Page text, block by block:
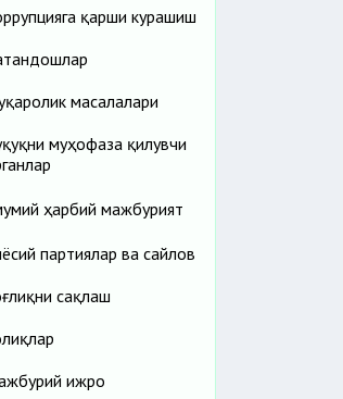
қарши курашиш
масалалари
муҳофаза қилувчи
ҳарбий мажбурият
партиялар ва сайлов
сақлаш
ижро